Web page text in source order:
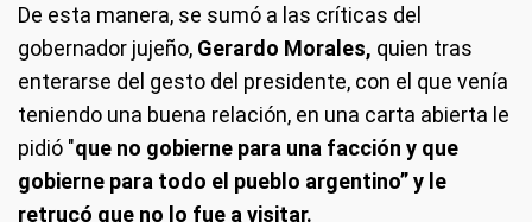
De esta manera, se sumó a las críticas del
gobernador jujeño, Gerardo Morales, quien tras
enterarse del gesto del presidente, con el que venía
teniendo una buena relación, en una carta abierta le
pidió "que no gobierne para una facción y que
gobierne para todo el pueblo argentino” y le
retrucó que no lo fue a visitar.